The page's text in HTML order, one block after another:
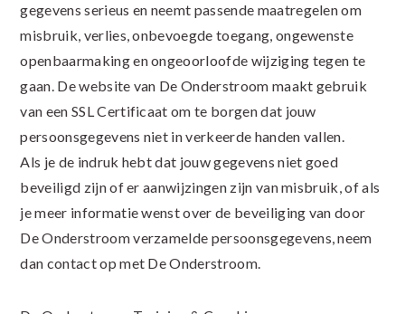
gegevens serieus en neemt passende maatregelen om
misbruik, verlies, onbevoegde toegang, ongewenste
openbaarmaking en ongeoorloofde wijziging tegen te
gaan. De website van De Onderstroom maakt gebruik
van een SSL Certificaat om te borgen dat jouw
persoonsgegevens niet in verkeerde handen vallen.
Als je de indruk hebt dat jouw gegevens niet goed
beveiligd zijn of er aanwijzingen zijn van misbruik, of als
je meer informatie wenst over de beveiliging van door
De Onderstroom verzamelde persoonsgegevens, neem
dan contact op met De Onderstroom.